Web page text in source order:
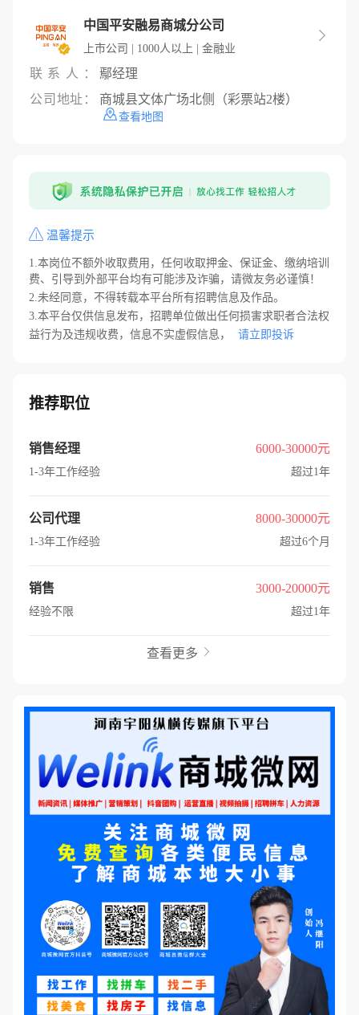
中国平安融易商城分公司
上市公司 | 1000人以上 | 金融业

联系人：
鄢经理
公司地址：
商城县文体广场北侧（彩票站2楼）
查看地图
温馨提示
1.本岗位不额外收取费用，任何收取押金、保证金、缴纳培训
费、引导到外部平台均有可能涉及诈骗，请微友务必谨慎！
2.未经同意，不得转载本平台所有招聘信息及作品。
3.本平台仅供信息发布，招聘单位做出任何损害求职者合法权
益行为及违规收费，信息不实虚假信息，
请立即投诉
推荐职位
销售经理 6000-30000元
1-3年工作经验 超过1年
公司代理 8000-30000元
1-3年工作经验 超过6个月
销售 3000-20000元
经验不限 超过1年
查看更多 